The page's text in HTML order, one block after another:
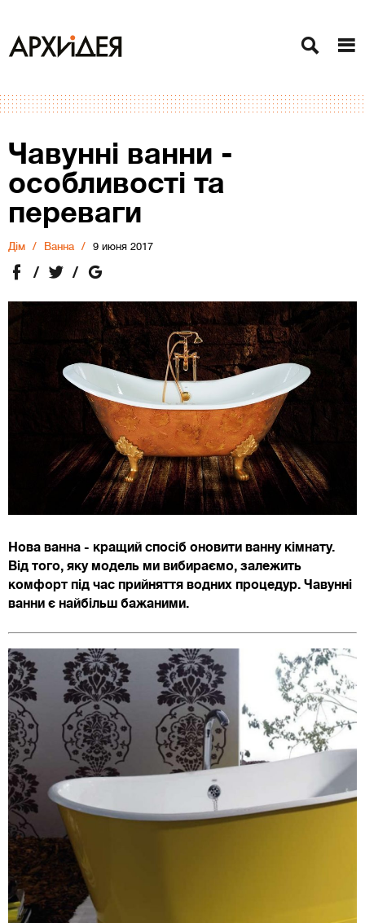
Чавунні ванни -
особливості та
переваги
Дiм Ванна 9 июня 2017
Нова ванна - кращий спосіб оновити ванну кімнату.
Від того, яку модель ми вибираємо, залежить
комфорт під час прийняття водних процедур. Чавунні
ванни є найбільш бажаними.